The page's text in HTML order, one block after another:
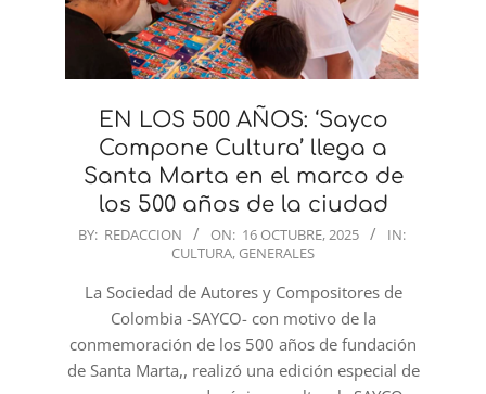
EN LOS 500 AÑOS: ‘Sayco
Compone Cultura’ llega a
Santa Marta en el marco de
los 500 años de la ciudad
2025-
BY: REDACCION ON: 16 OCTUBRE, 2025
IN:
CULTURA, GENERALES
La Sociedad de Autores y Compositores de
Colombia -SAYCO- con motivo de la
conmemoración de los 500 años de fundación
de Santa Marta,, realizó una edición especial de